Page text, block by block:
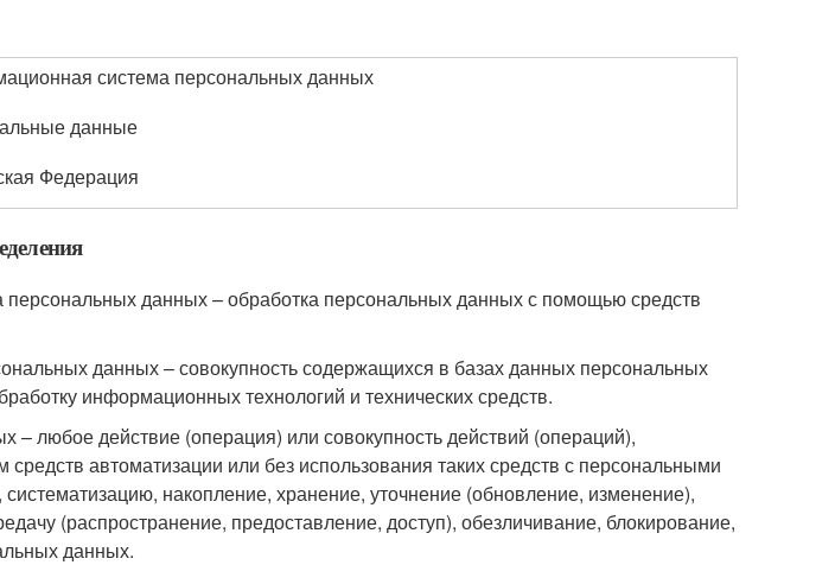
система персональных данных
данные
Федерация
персональных данных – обработка персональных данных с помощью средств
данных – совокупность содержащихся в базах данных персональных
информационных технологий и технических средств.
– любое действие (операция) или совокупность действий (операций),
автоматизации или без использования таких средств с персональными
накопление, хранение, уточнение (обновление, изменение),
(распространение, предоставление, доступ), обезличивание, блокирование,
данных.